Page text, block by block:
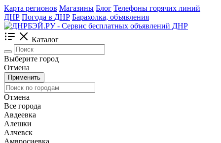
Карта регионов Магазины Блог Телефоны горячих линий
ДНР Погода в ДНР Барахолка, объявления
Каталог
Выберите город
Отмена
Применить
Отмена
Все города
Авдеевка
Алешки
Алчевск
Амвросиевка